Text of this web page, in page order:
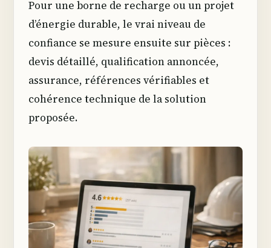
Pour une borne de recharge ou un projet
d’énergie durable, le vrai niveau de
confiance se mesure ensuite sur pièces :
devis détaillé, qualification annoncée,
assurance, références vérifiables et
cohérence technique de la solution
proposée.